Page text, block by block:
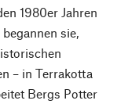
1980er Jahren
sie,
– in Terrakotta
Bergs Potter